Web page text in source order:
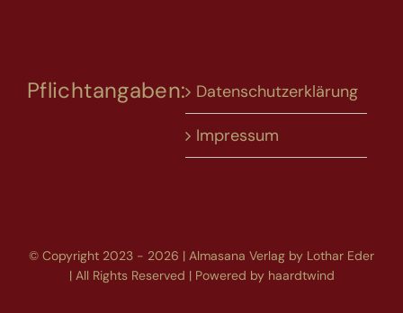
Pflichtangaben: Datenschutzerklärung
Impressum
© Copyright 2023 - 2026 | Almasana Verlag by Lothar Eder
| All Rights Reserved | Powered by haardtwind